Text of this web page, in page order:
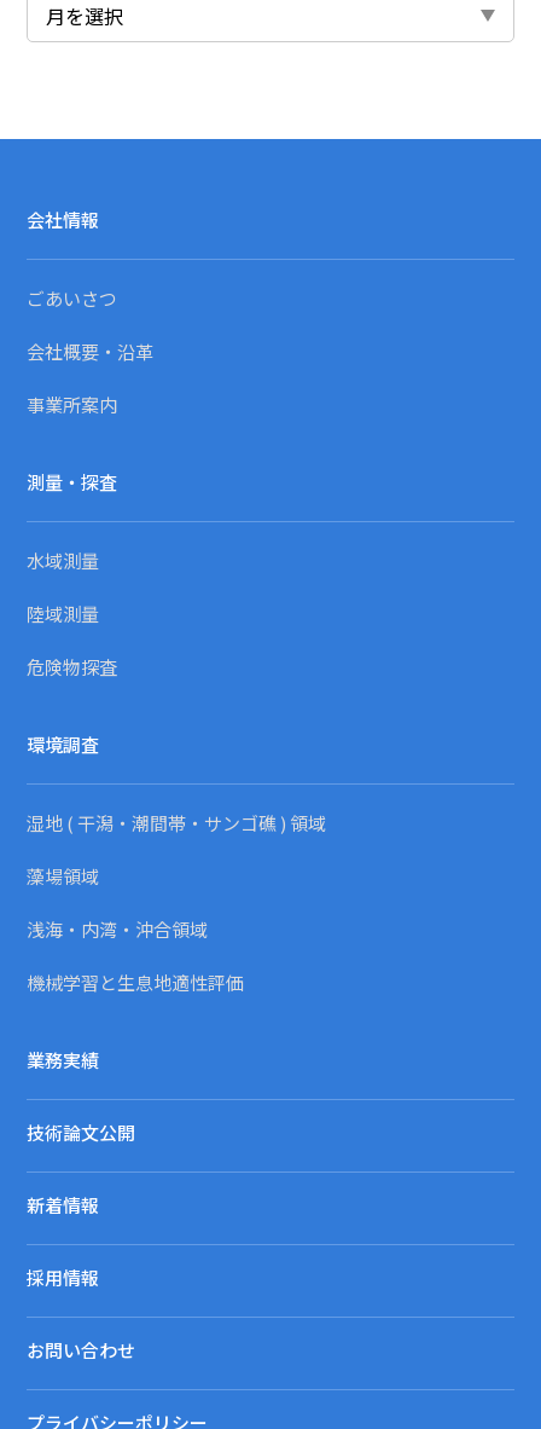
会社情報
ごあいさつ
会社概要・沿革
事業所案内
測量・探査
水域測量
陸域測量
危険物探査
環境調査
湿地 ( 干潟・潮間帯・サンゴ礁 ) 領域
藻場領域
浅海・内湾・沖合領域
機械学習と生息地適性評価
業務実績
技術論文公開
新着情報
採用情報
お問い合わせ
プライバシーポリシー